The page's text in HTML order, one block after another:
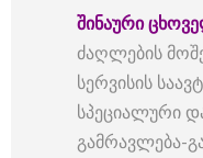
შინაური
ძაღლების
სერვისის
სპეციალური
გამრავლება-